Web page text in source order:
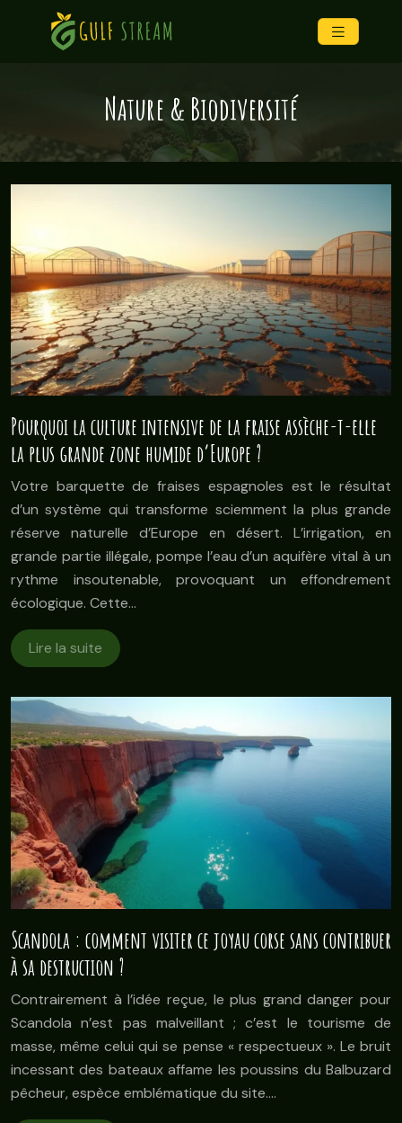
Nature & Biodiversité
Pourquoi la culture intensive de la fraise assèche-t-elle
la plus grande zone humide d’Europe ?
Votre barquette de fraises espagnoles est le résultat
d’un système qui transforme sciemment la plus grande
réserve naturelle d’Europe en désert. L’irrigation, en
grande partie illégale, pompe l’eau d’un aquifère vital à un
rythme insoutenable, provoquant un effondrement
écologique. Cette…
Lire la suite
Scandola : comment visiter ce joyau corse sans contribuer
à sa destruction ?
Contrairement à l’idée reçue, le plus grand danger pour
Scandola n’est pas malveillant ; c’est le tourisme de
masse, même celui qui se pense « respectueux ». Le bruit
incessant des bateaux affame les poussins du Balbuzard
pêcheur, espèce emblématique du site….